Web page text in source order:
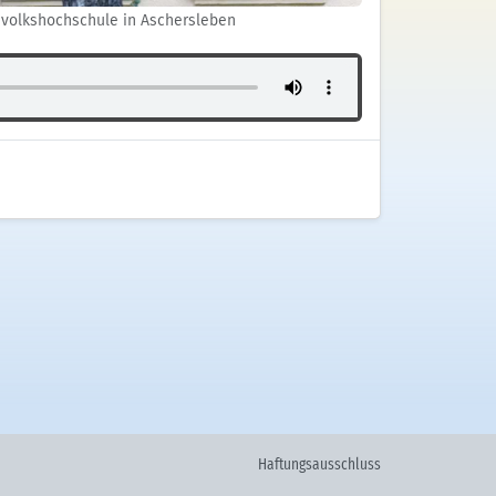
in Aschersleben
Haftungsausschluss